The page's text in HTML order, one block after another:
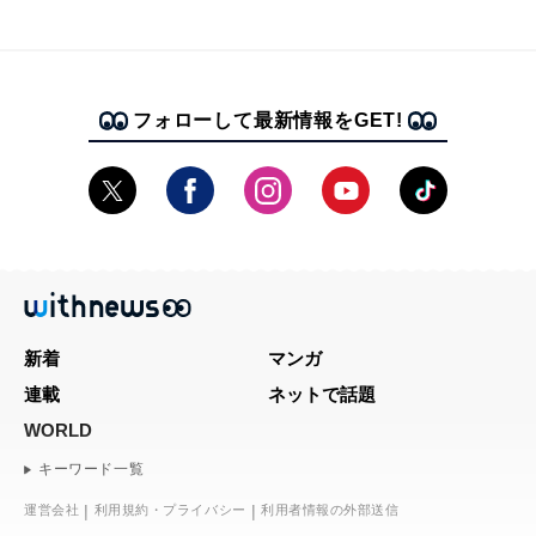
フォローして最新情報をGET!
新着
マンガ
連載
ネットで話題
WORLD
キーワード一覧
運営会社 利用規約・プライバシー 利用者情報の外部送信